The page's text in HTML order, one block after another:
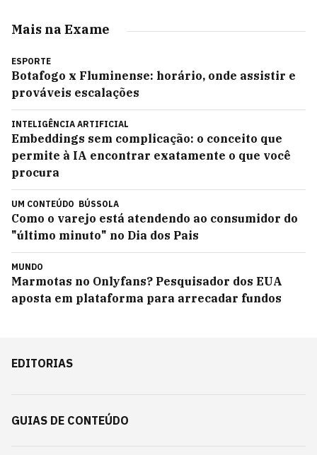
Mais na Exame
ESPORTE
Botafogo x Fluminense: horário, onde assistir e
prováveis escalações
INTELIGÊNCIA ARTIFICIAL
Embeddings sem complicação: o conceito que
permite à IA encontrar exatamente o que você
procura
UM CONTEÚDO BÚSSOLA
Como o varejo está atendendo ao consumidor do
"último minuto" no Dia dos Pais
MUNDO
Marmotas no Onlyfans? Pesquisador dos EUA
aposta em plataforma para arrecadar fundos
EDITORIAS
GUIAS DE CONTEÚDO